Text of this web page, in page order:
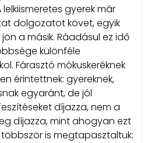
gyerek már
dolgozatot követ, egyik
a másik. Ráadásul ez idő
különféle
Fárasztó mókuskeréknek
érintettnek: gyereknek,
egyaránt, de jól
díjazza, nem a
díjazza, mint ahogyan ezt
is megtapasztaltuk: